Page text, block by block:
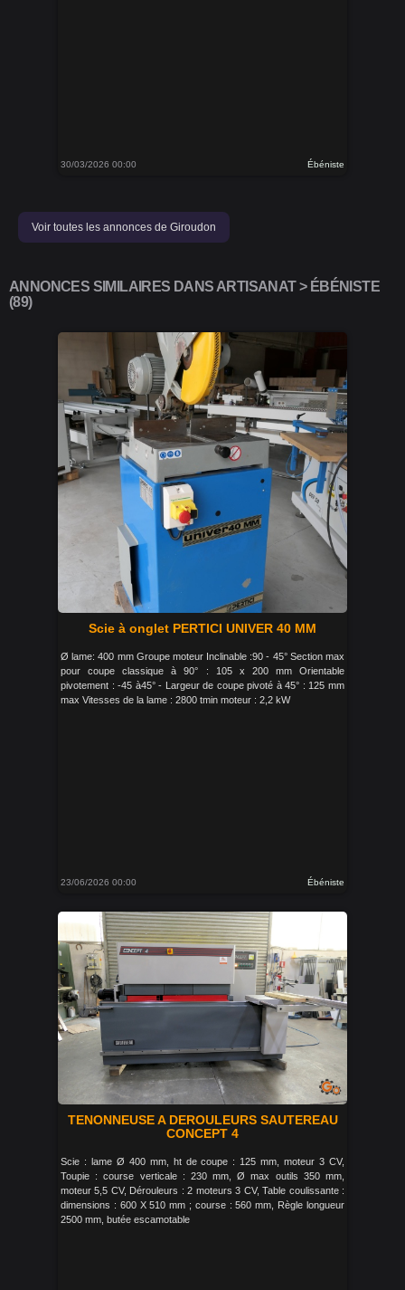
30/03/2026 00:00 Ébéniste
Voir toutes les annonces de Giroudon
ANNONCES SIMILAIRES DANS ARTISANAT > ÉBÉNISTE
(89)
Scie à onglet PERTICI UNIVER 40 MM
Ø lame: 400 mm Groupe moteur Inclinable :90 - 45° Section max
pour coupe classique à 90° : 105 x 200 mm Orientable
pivotement : -45 à45° - Largeur de coupe pivoté à 45° : 125 mm
max Vitesses de la lame : 2800 tmin moteur : 2,2 kW
23/06/2026 00:00 Ébéniste
TENONNEUSE A DEROULEURS SAUTEREAU
CONCEPT 4
Scie : lame Ø 400 mm, ht de coupe : 125 mm, moteur 3 CV,
Toupie : course verticale : 230 mm, Ø max outils 350 mm,
moteur 5,5 CV, Dérouleurs : 2 moteurs 3 CV, Table coulissante :
dimensions : 600 X 510 mm ; course : 560 mm, Règle longueur
2500 mm, butée escamotable